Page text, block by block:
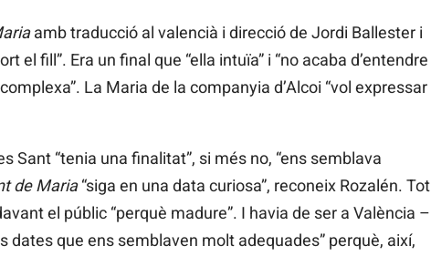
amb traducció al valencià i direcció de Jordi Ballester i
el fill”. Era un final que “ella intuïa” i “no acaba d’entendre
La Maria de la companyia d’Alcoi “vol expressar
Sant “tenia una finalitat”, si més no, “ens semblava
de Maria“siga en una data curiosa”, reconeix Rozalén. Tot
el públic “perquè madure”. I havia de ser a València –
dates que ens semblaven molt adequades” perquè, així,